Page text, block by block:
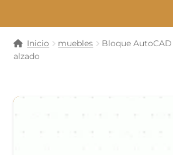
Inicio muebles
Bloque
alzado